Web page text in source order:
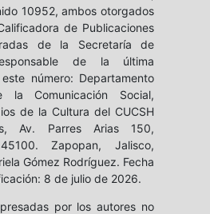
10952, ambos otorgados
de Publicaciones
de la Secretaría de
de la última
número: Departamento
la Comunicación Social,
de la Cultura del CUCSH
Av. Parres Arias 150,
Zapopan, Jalisco,
Gómez Rodríguez. Fecha
8 de julio de 2026.
por los autores no